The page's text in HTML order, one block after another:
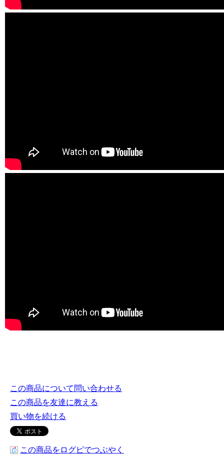
この商品について問い合わせる
この商品を友達に教える
買い物を続ける
この商品をログピでつぶやく